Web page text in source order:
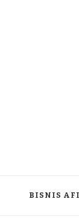
BISNIS